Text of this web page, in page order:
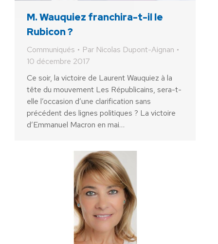
M. Wauquiez franchira-t-il le
Rubicon ?
Communiqués Par Nicolas Dupont-Aignan
10 décembre 2017
Ce soir, la victoire de Laurent Wauquiez à la
tête du mouvement Les Républicains, sera-t-
elle l’occasion d’une clarification sans
précédent des lignes politiques ? La victoire
d’Emmanuel Macron en mai…